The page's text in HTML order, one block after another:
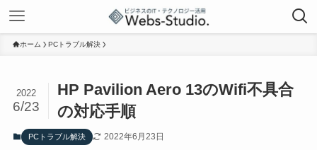
ホーム PCトラブル解決
HP Pavilion Aero 13のWifi不具合
の対応手順
2022
6/23
PCトラブル解決 2022年6月23日